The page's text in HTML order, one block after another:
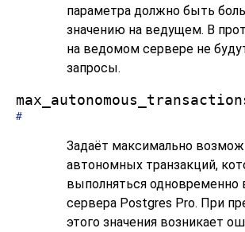
параметра должно быть
значению на ведущем. В
на ведомом сервере не
запросы.
#
Задаёт максимально
автономных транзакций,
выполняться одновременно
сервера Postgres Pro. При
этого значения возникает